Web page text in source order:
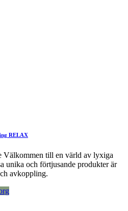
RELAX
Välkommen till en värld av lyxiga
unika och förtjusande produkter är
avkoppling.